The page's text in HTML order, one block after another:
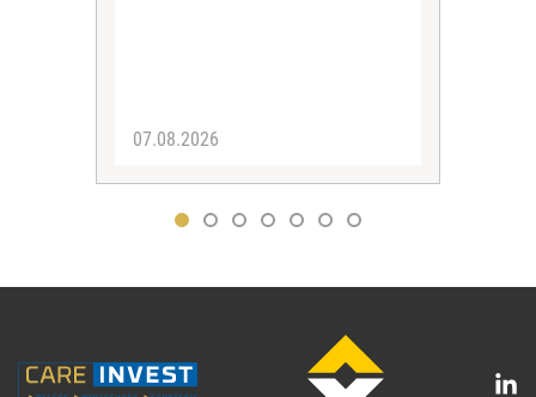
07.08.2026